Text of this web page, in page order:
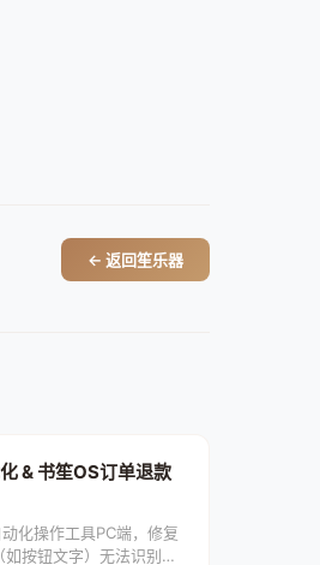
← 返回笙乐器
& 书笙OS订单退款
化操作工具PC端，修复
按钮文字）无法识别的